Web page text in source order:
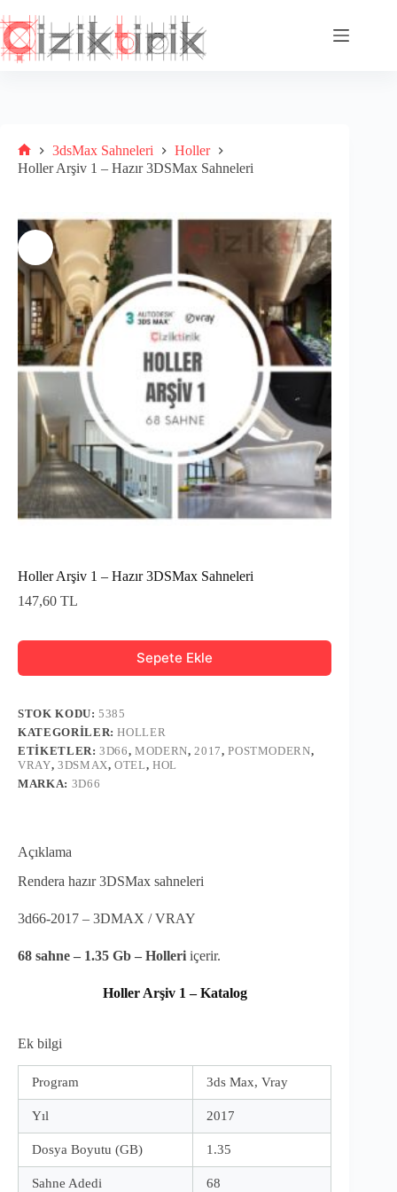
to
content
Home
3dsMax Sahneleri
Holler
Holler Arşiv 1 – Hazır 3DSMax Sahneleri
Holler Arşiv 1 – Hazır 3DSMax Sahneleri
147,60 TL
Sepete Ekle
STOK KODU:5385
KATEGORILER:HOLLER
ETIKETLER:3D66,MODERN, 2017,POSTMODERN,
VRAY, 3DSMAX,OTEL,HOL
MARKA: 3D66
Açıklama
Rendera hazır 3DSMax sahneleri
3d66-2017 – 3DMAX / VRAY
68 sahne – 1.35 Gb – Holleri içerir.
Holler Arşiv 1 – Katalog
Ek bilgi
Program 3ds Max, Vray
Yıl 2017
Dosya Boyutu (GB) 1.35
Sahne Adedi 68